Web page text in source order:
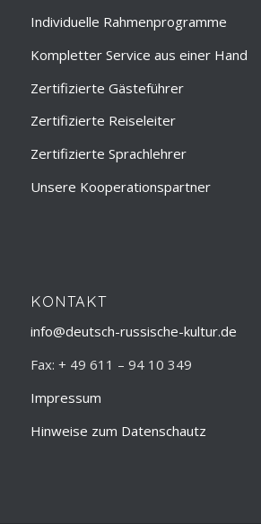
Individuelle Rahmenprogramme
Kompletter Service aus einer Hand
Zertifizierte Gästeführer
Zertifizierte Reiseleiter
Zertifizierte Sprachlehrer
Unsere Kooperationspartner
KONTAKT
info@deutsch-russische-kultur.de
Fax: + 49 611 – 94 10 349
Impressum
Hinweise zum Datenschautz